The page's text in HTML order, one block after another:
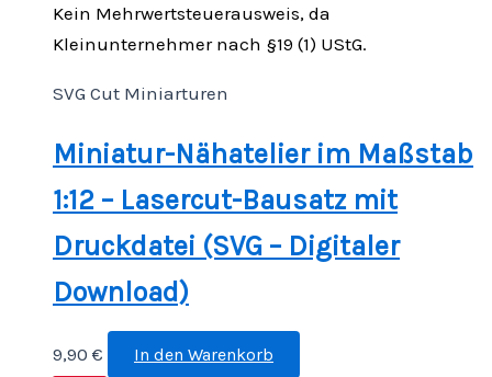
Kein Mehrwertsteuerausweis, da
Kleinunternehmer nach §19 (1) UStG.
SVG Cut Miniarturen
Miniatur-Nähatelier im Maßstab
1:12 – Lasercut-Bausatz mit
Druckdatei (SVG – Digitaler
Download)
9,90 € In den Warenkorb